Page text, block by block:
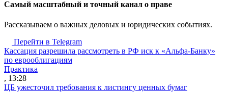
Cамый масштабный и точный канал о праве
Рассказываем о важных деловых и юридических событиях.
Перейти в Telegram
Кассация разрешила рассмотреть в РФ иск к «Альфа-Банку»
по еврооблигациям
Практика
, 13:28
ЦБ ужесточил требования к листингу ценных бумаг